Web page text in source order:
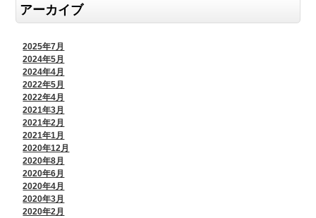
アーカイブ
2025年7月
2024年5月
2024年4月
2022年5月
2022年4月
2021年3月
2021年2月
2021年1月
2020年12月
2020年8月
2020年6月
2020年4月
2020年3月
2020年2月